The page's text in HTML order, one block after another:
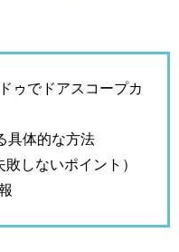
ゥでドアスコープカ
具体的な方法
しないポイント）